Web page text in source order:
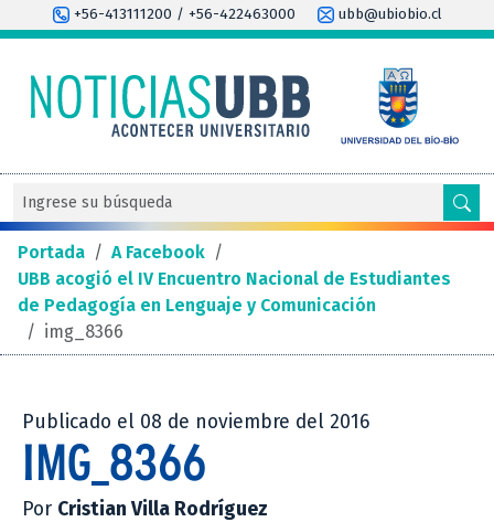
+56-413111200 / +56-422463000 ubb@ubiobio.cl
Portada / A Facebook /
UBB acogió el IV Encuentro Nacional de Estudiantes
de Pedagogía en Lenguaje y Comunicación
/ img_8366
Publicado el 08 de noviembre del 2016
IMG_8366
Por Cristian Villa Rodríguez